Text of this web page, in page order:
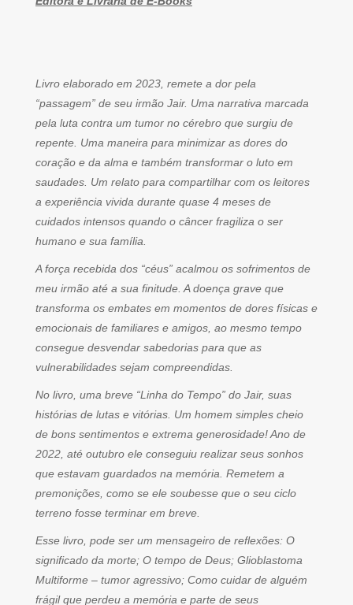
Livro elaborado em 2023, remete a dor pela
“passagem” de seu irmão Jair. Uma narrativa marcada
pela luta contra um tumor no cérebro que surgiu de
repente. Uma maneira para minimizar as dores do
coração e da alma e também transformar o luto em
saudades. Um relato para compartilhar com os leitores
a experiência vivida durante quase 4 meses de
cuidados intensos quando o câncer fragiliza o ser
humano e sua família.
A força recebida dos “céus” acalmou os sofrimentos de
meu irmão até a sua finitude. A doença grave que
transforma os embates em momentos de dores físicas e
emocionais de familiares e amigos, ao mesmo tempo
consegue desvendar sabedorias para que as
vulnerabilidades sejam compreendidas.
No livro, uma breve “Linha do Tempo” do Jair, suas
histórias de lutas e vitórias. Um homem simples cheio
de bons sentimentos e extrema generosidade! Ano de
2022, até outubro ele conseguiu realizar seus sonhos
que estavam guardados na memória. Remetem a
premonições, como se ele soubesse que o seu ciclo
terreno fosse terminar em breve.
Esse livro, pode ser um mensageiro de reflexões: O
significado da morte; O tempo de Deus; Glioblastoma
Multiforme – tumor agressivo; Como cuidar de alguém
frágil que perdeu a memória e parte de seus